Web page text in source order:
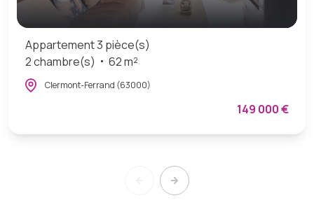
Appartement 3 pièce(s)
2 chambre(s)
62 m²
Clermont-Ferrand (63000)
149 000 €